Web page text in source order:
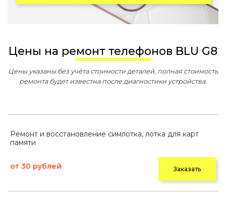
Цены на ремонт телефонов BLU G8
Цены указаны без учёта стоимости деталей, полная стоимость
ремонта будет известна после диагностики устройства.
Ремонт и восстановление симлотка, лотка для карт
памяти
от 30 рублей Заказать